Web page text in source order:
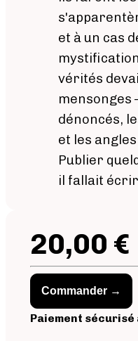
et à un cas
vérités
mensonges
dénoncés,
et les
Publier
il fallait
20,00 €
Commander →
Paiement sécurisé